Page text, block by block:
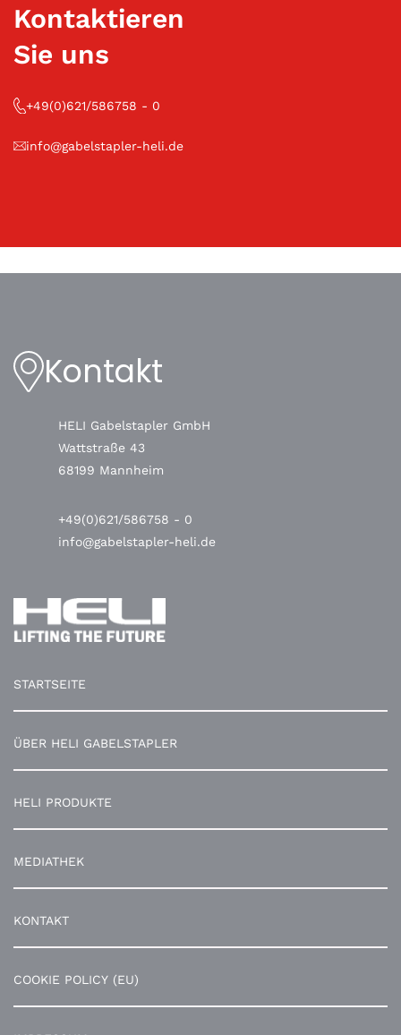
Kontaktieren
Sie uns
+49(0)621/586758 - 0
info@gabelstapler-heli.de
Kontakt
HELI Gabelstapler GmbH
Wattstraße 43
68199 Mannheim
+49(0)621/586758 - 0
info@gabelstapler-heli.de
STARTSEITE
ÜBER HELI GABELSTAPLER
HELI PRODUKTE
MEDIATHEK
KONTAKT
COOKIE POLICY (EU)